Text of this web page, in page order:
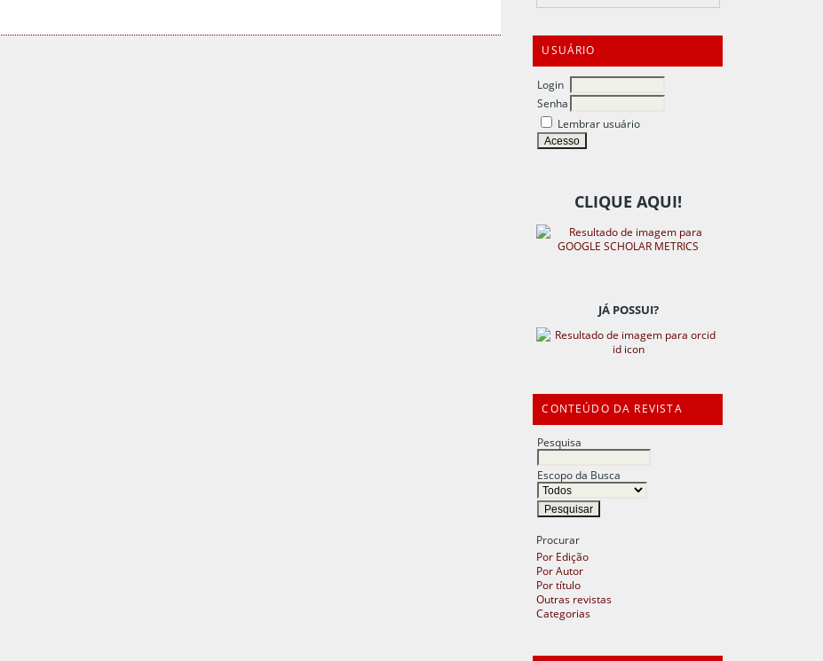
USUÁRIO
Login
Senha
Lembrar usuário
CLIQUE AQUI!
JÁ POSSUI?
CONTEÚDO DA REVISTA
Pesquisa
Escopo da Busca
Procurar
Por Edição
Por Autor
Por título
Outras revistas
Categorias